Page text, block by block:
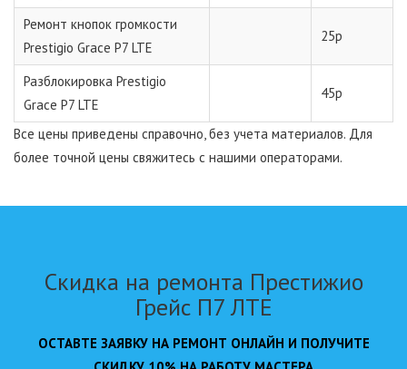
Ремонт кнопок громкости
Prestigio Grace P7 LTE
25р
Разблокировка Prestigio
Grace P7 LTE
45р
Все цены приведены справочно, без учета материалов. Для
более точной цены свяжитесь с нашими операторами.
Скидка на ремонта Престижио
Грейс П7 ЛТЕ
ОСТАВТЕ ЗАЯВКУ НА РЕМОНТ ОНЛАЙН И ПОЛУЧИТЕ